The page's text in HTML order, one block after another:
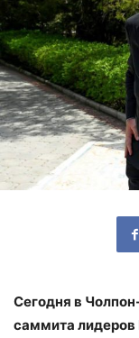
Сегодня в
саммита лидеров